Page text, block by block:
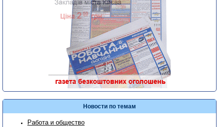
Новости по темам
Работа и общество